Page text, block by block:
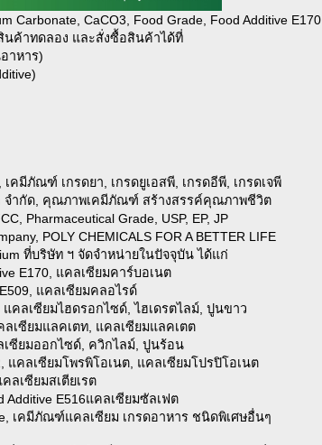
Carbonate, CaCO3, Food Grade, Food Additive E170
ค้าทดลอง และสั่งซื้อสินค้าได้ที่
าหาร)
มีภัณฑ์ เกรดยา, เกรดยูเอสพี, เกรดอีพี, เกรดเจพี
จำกัด, คุณภาพเคมีภัณฑ์ สร้างสรรค์คุณภาพชีวิต
Pharmaceutical Grade, USP, EP, JP
POLY CHEMICALS FOR A BETTER LIFE
ที่บริษัท ฯ จัดจำหน่ายในปัจจุบัน ได้แก่
E170, แคลเซียมคาร์บอเนต
แคลเซียมคลอไรด์
แคลเซียมไฮดรอกไซด์, ไฮเดรตไลม์, ปูนขาว
ลเซียมแลคเตท, แคลเซียมแลคเตต
เซียมออกไซด์, ควิกไลม์, ปูนร้อน
แคลเซียมโพรพิโอเนต, แคลเซียมโปรปิโอเนต
ลเซียมสเตียเรต
Additive E516แคลเซียมซัลเฟต
เคมีภัณฑ์แคลเซียม เกรดอาหาร ชนิดพิเศษอื่นๆ